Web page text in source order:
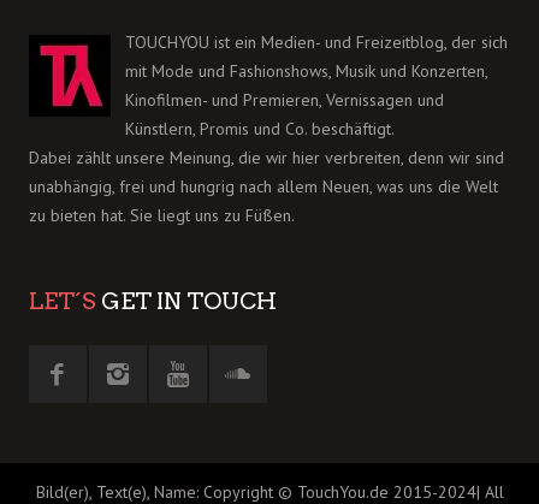
TOUCHYOU ist ein Medien- und Freizeitblog, der sich
mit Mode und Fashionshows, Musik und Konzerten,
Kinofilmen- und Premieren, Vernissagen und
Künstlern, Promis und Co. beschäftigt.
Dabei zählt unsere Meinung, die wir hier verbreiten, denn wir sind
unabhängig, frei und hungrig nach allem Neuen, was uns die Welt
zu bieten hat. Sie liegt uns zu Füßen.
LET´S GET IN TOUCH
Bild(er), Text(e), Name: Copyright © TouchYou.de 2015-2024| All